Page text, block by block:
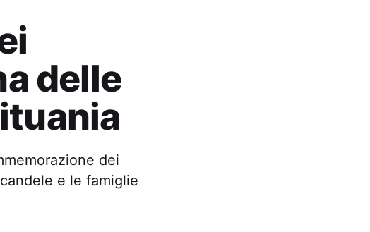
delle
dei
e le famiglie